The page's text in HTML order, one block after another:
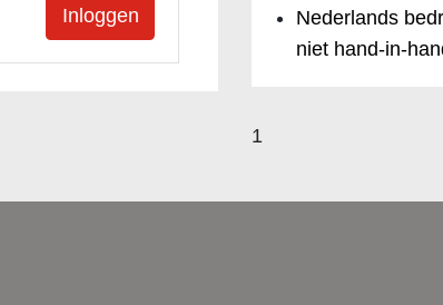
Nederlands
niet hand-in-
1